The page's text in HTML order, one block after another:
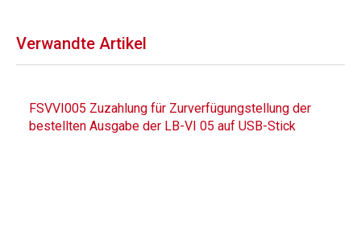
Verwandte Artikel
FSVVI005 Zuzahlung für Zurverfügungstellung der
bestellten Ausgabe der LB-VI 05 auf USB-Stick